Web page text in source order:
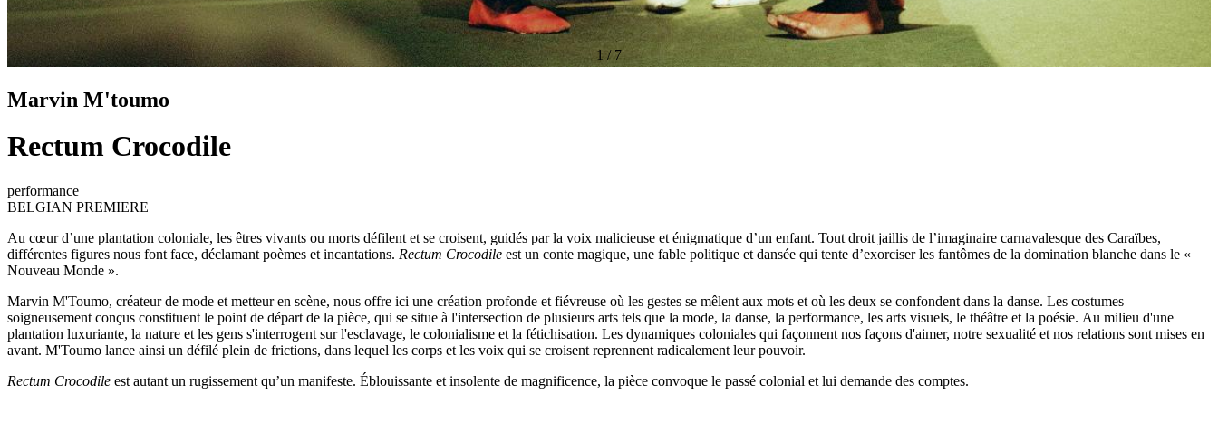
1 /7
Marvin M'toumo
Rectum Crocodile
performance
BELGIAN PREMIERE
Au cœur d’une plantation coloniale, les êtres vivants ou morts défilent et se croisent, guidés par la voix malicieuse et énigmatique d’un enfant. Tout droit jaillis de l’imaginaire carnavalesque des Caraïbes,
différentes figures nous font face, déclamant poèmes et incantations. Rectum Crocodile est un conte magique, une fable politique et dansée qui tente d’exorciser les fantômes de la domination blanche dans le «
Nouveau Monde ».
Marvin M'Toumo, créateur de mode et metteur en scène, nous offre ici une création profonde et fiévreuse où les gestes se mêlent aux mots et où les deux se confondent dans la danse. Les costumes
soigneusement conçus constituent le point de départ de la pièce, qui se situe à l'intersection de plusieurs arts tels que la mode, la danse, la performance, les arts visuels, le théâtre et la poésie. Au milieu d'une
plantation luxuriante, la nature et les gens s'interrogent sur l'esclavage, le colonialisme et la fétichisation. Les dynamiques coloniales qui façonnent nos façons d'aimer, notre sexualité et nos relations sont mises en
avant. M'Toumo lance ainsi un défilé plein de frictions, dans lequel les corps et les voix qui se croisent reprennent radicalement leur pouvoir.
Rectum Crocodile est autant un rugissement qu’un manifeste. Éblouissante et insolente de magnificence, la pièce convoque le passé colonial et lui demande des comptes.